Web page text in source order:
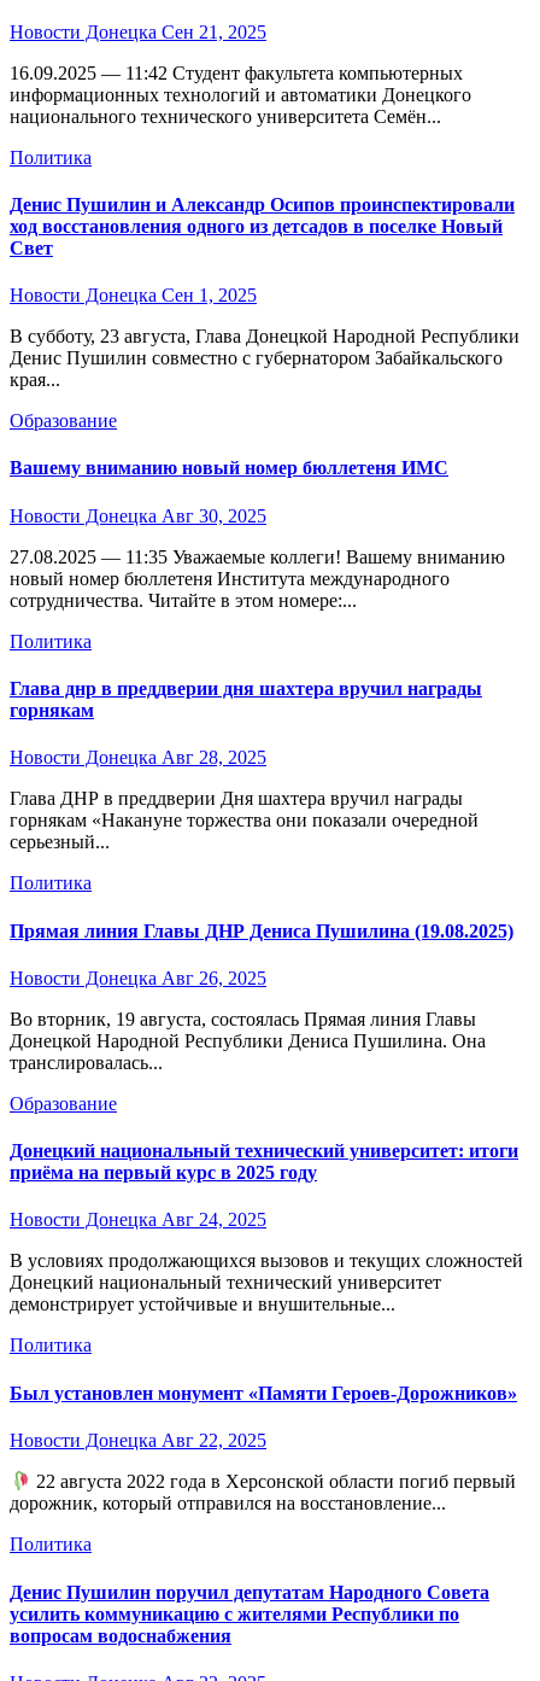
Новости Донецка Сен 21, 2025
16.09.2025 — 11:42 Студент факультета компьютерных
информационных технологий и автоматики Донецкого
национального технического университета Семён...
Политика
Денис Пушилин и Александр Осипов проинспектировали
ход восстановления одного из детсадов в поселке Новый
Свет
Новости Донецка Сен 1, 2025
В субботу, 23 августа, Глава Донецкой Народной Республики
Денис Пушилин совместно с губернатором Забайкальского
края...
Образование
Вашему вниманию новый номер бюллетеня ИМС
Новости Донецка Авг 30, 2025
27.08.2025 — 11:35 Уважаемые коллеги! Вашему вниманию
новый номер бюллетеня Института международного
сотрудничества. Читайте в этом номере:...
Политика
Глава днр в преддверии дня шахтера вручил награды
горнякам
Новости Донецка Авг 28, 2025
Глава ДНР в преддверии Дня шахтера вручил награды
горнякам «Накануне торжества они показали очередной
серьезный...
Политика
Прямая линия Главы ДНР Дениса Пушилина (19.08.2025)
Новости Донецка Авг 26, 2025
Во вторник, 19 августа, состоялась Прямая линия Главы
Донецкой Народной Республики Дениса Пушилина. Она
транслировалась...
Образование
Донецкий национальный технический университет: итоги
приёма на первый курс в 2025 году
Новости Донецка Авг 24, 2025
В условиях продолжающихся вызовов и текущих сложностей
Донецкий национальный технический университет
демонстрирует устойчивые и внушительные...
Политика
Был установлен монумент «Памяти Героев-Дорожников»
Новости Донецка Авг 22, 2025
22 августа 2022 года в Херсонской области погиб первый
дорожник, который отправился на восстановление...
Политика
Денис Пушилин поручил депутатам Народного Совета
усилить коммуникацию с жителями Республики по
вопросам водоснабжения